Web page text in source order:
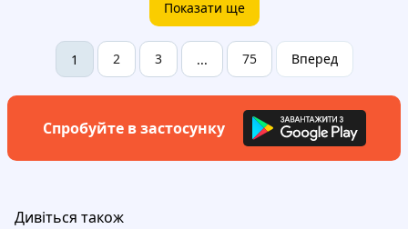
Показати ще
1 2 3 ... 75 Вперед
Спробуйте в застосунку
Дивіться також